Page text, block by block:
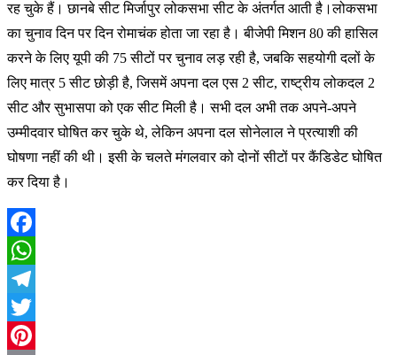
रह चुके हैं। छानबे सीट मिर्जापुर लोकसभा सीट के अंतर्गत आती है।लोकसभा
का चुनाव दिन पर दिन रोमाचंक होता जा रहा है। बीजेपी मिशन 80 की हासिल
करने के लिए यूपी की 75 सीटों पर चुनाव लड़ रही है, जबकि सहयोगी दलों के
लिए मात्र 5 सीट छोड़ी है, जिसमें अपना दल एस 2 सीट, राष्ट्रीय लोकदल 2
सीट और सुभासपा को एक सीट मिली है। सभी दल अभी तक अपने-अपने
उम्मीदवार घोषित कर चुके थे, लेकिन अपना दल सोनेलाल ने प्रत्याशी की
घोषणा नहीं की थी। इसी के चलते मंगलवार को दोनों सीटों पर कैंडिडेट घोषित
कर दिया है।
Facebook
WhatsApp
Telegram
Twitter